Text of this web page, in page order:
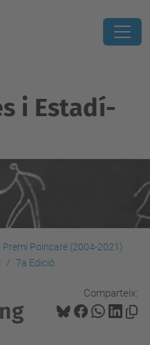
i Estadí­
Premi Poincaré (2004-2021)
7a Edició
Comparteix: